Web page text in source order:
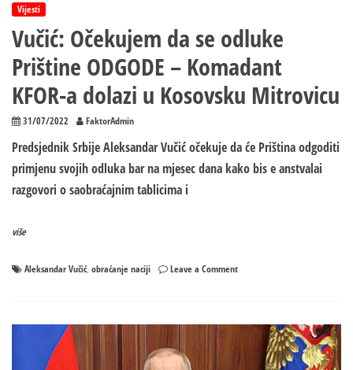
Vijesti
Vučić: Očekujem da se odluke
Prištine ODGODE – Komadant
KFOR-a dolazi u Kosovsku Mitrovicu
31/07/2022 FaktorAdmin
Predsjednik Srbije Aleksandar Vučić očekuje da će Priština odgoditi
primjenu svojih odluka bar na mjesec dana kako bis e anstvalai
razgovori o saobraćajnim tablicima i
više
Aleksandar Vučić, obraćanje naciji Leave a Commenton
Prištine